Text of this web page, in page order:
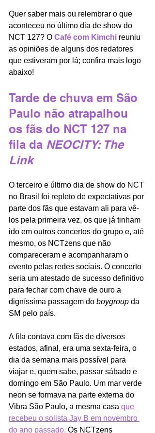
Quer saber mais ou relembrar o que
aconteceu no último dia de show do
NCT 127? O Café com Kimchi reuniu
as opiniões de alguns dos redatores
que estiveram por lá; confira mais logo
abaixo!
Tarde de chuva em São
Paulo não atrapalhou
os fãs do NCT 127 na
fila da NEOCITY: The
Link
O terceiro e último dia de show do NCT
no Brasil foi repleto de expectativas por
parte dos fãs que estavam ali para vê-
los pela primeira vez, os que já tinham
ido em outros concertos do grupo e, até
mesmo, os NCTzens que não
compareceram e acompanharam o
evento pelas redes sociais. O concerto
seria um atestado de sucesso definitivo
para fechar com chave de ouro a
digníssima passagem do boygroup da
SM pelo país.
A fila contava com fãs de diversos
estados, afinal, era uma sexta-feira, o
dia da semana mais possível para
viajar e, quem sabe, passar sábado e
domingo em São Paulo. Um mar verde
neon se formava na parte externa do
Vibra São Paulo, a mesma casa que
recebeu o solista Jay B em novembro
do ano passado. Os NCTzens